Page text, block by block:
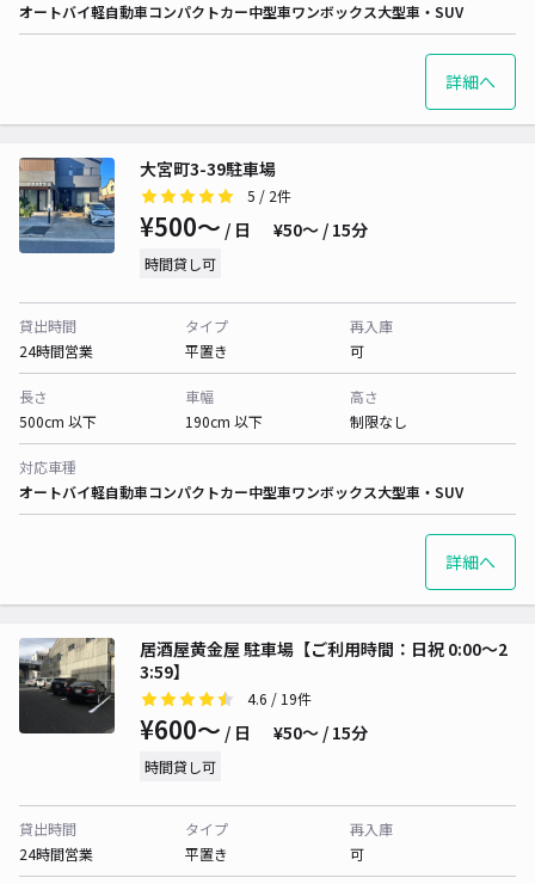
オートバイ軽自動車コンパクトカー中型車ワンボックス大型車・SUV
詳細へ
大宮町3-39駐車場
5 / 2件
¥500〜 / 日 ¥50〜 / 15分
時間貸し可
貸出時間
24時間営業
タイプ
平置き
再入庫
可
長さ
500cm 以下
車幅
190cm 以下
高さ
制限なし
対応車種
オートバイ軽自動車コンパクトカー中型車ワンボックス大型車・SUV
詳細へ
居酒屋黄金屋 駐車場【ご利用時間：日祝 0:00～2
3:59】
4.6 / 19件
¥600〜 / 日 ¥50〜 / 15分
時間貸し可
貸出時間
24時間営業
タイプ
平置き
再入庫
可